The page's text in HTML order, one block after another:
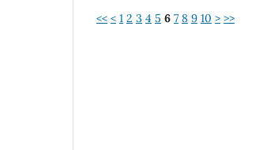
<< < 1 2 3 4 5 6 7 8 9 10 > >>